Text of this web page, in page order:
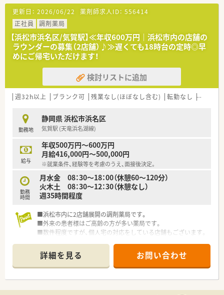
更新日： 2026/06/22 薬剤師求人ID： 556414
正社員
調剤薬局
【浜松市浜名区/気賀駅】≪年収600万円｜浜松市内の店舗の
ラウンダーの募集（2店舗）♪≫遅くても18時台の定時◎早
めにご帰宅いただけます！
検討リストに追加
週32h以上 ブランク可 残業なし(ほぼなし含む) 転勤なし 車通勤
勤務地
静岡県 浜松市浜名区
気賀駅 (天竜浜名湖線)
給与
年収500万円～600万円
月給416,000円～500,000円
※就業条件、経験等を考慮のうえ、面接後決定。
勤務
時間
月水金 08：30～18：00（休憩60～120分）
火木土 08：30～12：30（休憩なし）
週35時間程度
■浜松市内に2店舗展開の調剤薬局です。
■外来の患者様はご高齢の方が多い薬局です。
■数件程度ですが、個人宅の対応をしている店舗もございます。
詳細を見る お問い合わせ